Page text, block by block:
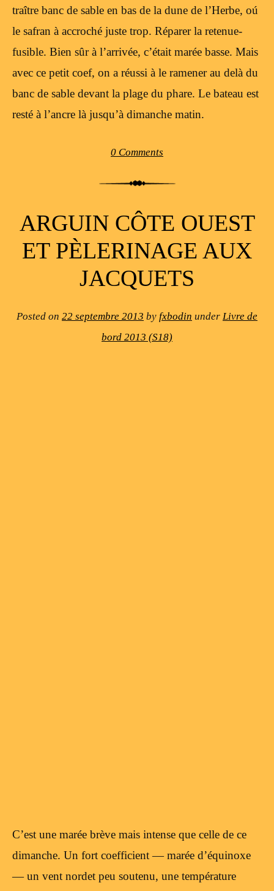
traître banc de sable en bas de la dune de l’Herbe, oú
le safran à accroché juste trop. Réparer la retenue-
fusible. Bien sûr à l’arrivée, c’était marée basse. Mais
avec ce petit coef, on a réussi à le ramener au delà du
banc de sable devant la plage du phare. Le bateau est
resté à l’ancre là jusqu’à dimanche matin.
0 Comments
ARGUIN CÔTE OUEST
ET PÈLERINAGE AUX
JACQUETS
Posted on 22 septembre 2013 by fxbodin under Livre de
bord 2013 (S18)
C’est une marée brève mais intense que celle de ce
dimanche. Un fort coefficient — marée d’équinoxe
— un vent nordet peu soutenu, une température